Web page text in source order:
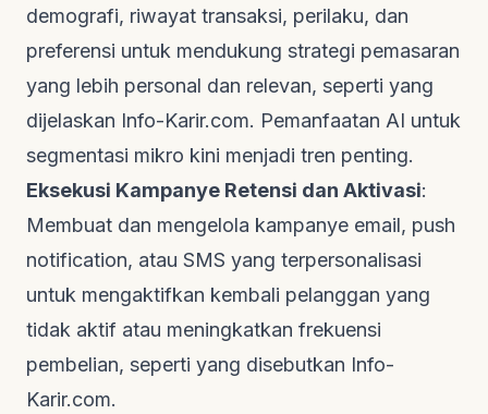
demografi, riwayat transaksi, perilaku, dan
preferensi untuk mendukung strategi pemasaran
yang lebih personal dan relevan, seperti yang
dijelaskan Info-Karir.com. Pemanfaatan AI untuk
segmentasi mikro kini menjadi tren penting.
Eksekusi Kampanye Retensi dan Aktivasi:
Membuat dan mengelola kampanye email, push
notification, atau SMS yang terpersonalisasi
untuk mengaktifkan kembali pelanggan yang
tidak aktif atau meningkatkan frekuensi
pembelian, seperti yang disebutkan Info-
Karir.com.